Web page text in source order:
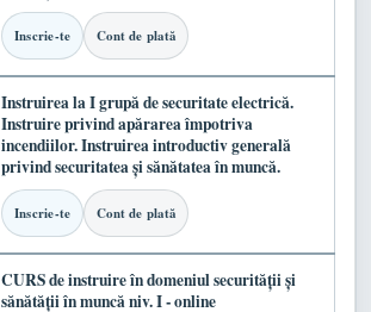
Inscrie-te Cont de plată
Instruirea la I grupă de securitate electrică.
Instruire privind apărarea împotriva
incendiilor. Instruirea introductiv generală
privind securitatea și sănătatea în muncă.
Inscrie-te Cont de plată
CURS de instruire în domeniul securității și
sănătății în muncă niv. I - online